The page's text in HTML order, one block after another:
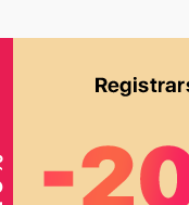
de nuevo.
EN